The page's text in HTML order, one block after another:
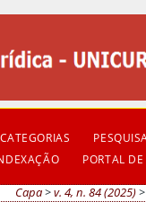
CATEGORIAS PESQUISA
PORTAL
Capa>v. 4, n. 84 (2025)